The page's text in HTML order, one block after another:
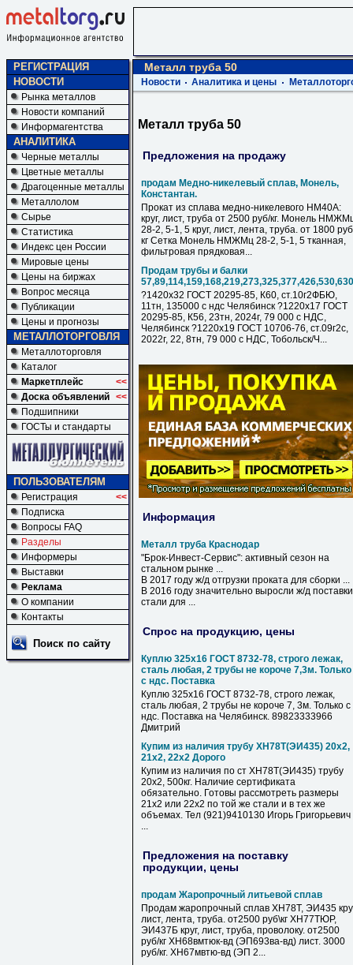
РЕГИСТРАЦИЯ
НОВОСТИ
Рынка металлов
Новости компаний
Информагентства
АНАЛИТИКА
Черные металлы
Цветные металлы
Драгоценные металлы
Металлолом
Сырье
Статистика
Индекс цен России
Мировые цены
Цены на биржах
Вопрос месяца
Публикации
Цены и прогнозы
МЕТАЛЛОТОРГОВЛЯ
Металлоторговля
Каталог
Маркетплейс
<<
Доска объявлений <<
Подшипники
ГОСТы и стандарты
ПОЛЬЗОВАТЕЛЯМ
Регистрация
<<
Подписка
Вопросы FAQ
Разделы
Информеры
Выставки
Реклама
О компании
Контакты
Поиск по сайту
Металл труба 50
Новости Аналитика и цены
Металл труба 50
Предложения на продажу
продам Медно-никелевый сплав, Монель,
Константан.
Прокат из сплава медно-никелевого НМ40А:
круг, лист, труба от 2500 руб/кг. Монель
28-2, 5-1, 5 круг, лист, лента, труба. от 1800
кг Сетка Монель НМЖМц 28-2, 5-1, 5 тканная,
фильтровая прядковая...
Продам трубы и балки
?1420х32 ГОСТ 20295-85, К60, ст.10г2ФБЮ,
11тн, 135000 с ндс Челябинск ?1220х17 ГОСТ
20295-85, К56, 23тн, 2024г, 79 000 с НДC,
Челябинск ?1220х19 ГОСТ 10706-76, ст.09г2с,
2022г, 22, 8тн, 79 000 с НДC, Тобольск/Ч...
Информация
Металл труба Краснодар
"Брок-Инвест-Сервис": активный сезон на
стальном рынке ...
В 2017 году ж/д отгрузки проката для сборки ...
В 2016 году значительно выросли ж/д поставки
стали для ...
Спрос на продукцию, цены
Куплю 325х16 ГОСТ 8732-78, строго лежак,
сталь любая, 2 трубы не короче 7,3м. Только
с ндс. Поставка
Куплю 325х16 ГОСТ 8732-78, строго лежак,
сталь любая, 2 трубы не короче 7, 3м. Только с
ндс. Поставка на Челябинск. 89823333966
Дмитрий
Купим из наличия трубу ХН78Т(ЭИ435) 20х2,
21х2, 22х2 Дорого
Купим из наличия по ст ХН78Т(ЭИ435) трубу
20х2, 500кг. Наличие сертификата
обязательно. Готовы рассмотреть размеры
21х2 или 22х2 по той же стали и в тех же
объемах. Тел (921)9410130 Игорь Григорьевич
...
Предложения на поставку
продукции, цены
продам Жаропрочный литьевой сплав
Продам жаропрочный сплав ХН78Т, ЭИ435
лист, лента, труба. от2500 руб\кг ХН77ТЮР,
ЭИ437Б круг, лист, труба, проволоку. от2500
руб/кг ХН68вмтюк-вд (ЭП693ва-вд) лист. 3000
руб/кг. ХН67мвтю-вд (ЭП 2...